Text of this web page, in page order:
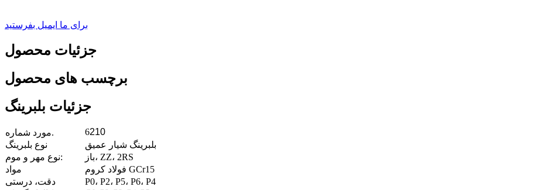
برای ما ایمیل بفرستید
جزئیات محصول
برچسب های محصول
جزئیات بلبرینگ
مورد شماره. 6210
نوع بلبرینگ
بلبرینگ شیار عمیق
نوع مهر و موم:
باز، ZZ، 2RS
مواد
فولاد کروم GCr15
دقت، درستی
P0، P2، P5، P6، P4